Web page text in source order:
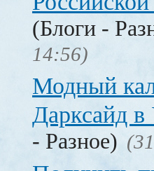
(Блоги -
14:56)
Модный
Дарксайд в
- Разное)